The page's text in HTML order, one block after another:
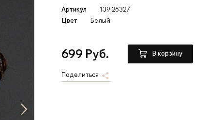
Артикул
139.26327
Цвет
Белый
699 Руб. В корзину
Поделиться